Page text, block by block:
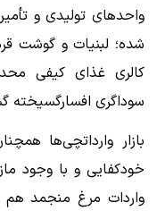
واحدهای تولیدی و
شده؛ لبنیات و گوشت
کالری غذای کیفی
سوداگری افسارگسیخته
خودکفایی و با وجود
واردات مرغ منجمد هم